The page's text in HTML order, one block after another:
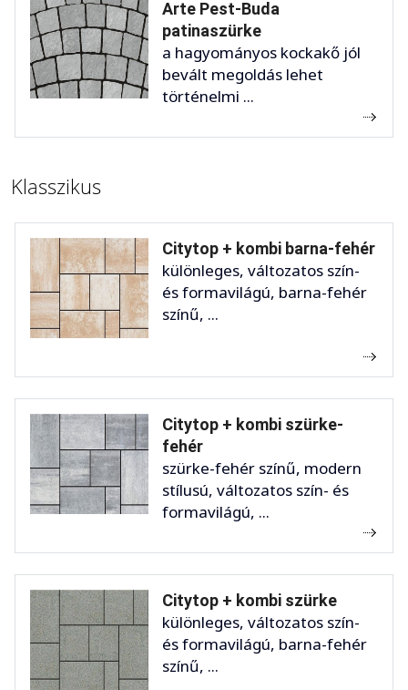
Arte Pest-Buda
patinaszürke
a hagyományos kockakő jól
bevált megoldás lehet
történelmi ...
Klasszikus
Citytop + kombi barna-fehér
különleges, változatos szín-
és formavilágú, barna-fehér
színű, ...
Citytop + kombi szürke-
fehér
szürke-fehér színű, modern
stílusú, változatos szín- és
formavilágú, ...
Citytop + kombi szürke
különleges, változatos szín-
és formavilágú, barna-fehér
színű, ...